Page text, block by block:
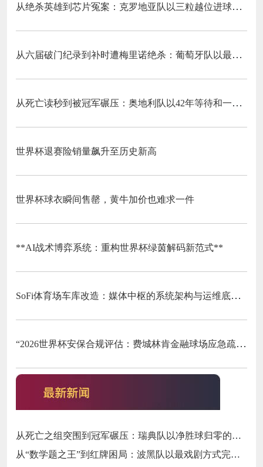
从绝杀英雄到芯片冤案：克罗地亚队以三粒越位进球和一次头发触球挥别莫德里奇最后一舞
从六届破门纪录到补时遭梅里诺绝杀：葡萄牙队以最残酷方式挥别C罗二十载征途
从死亡读秒到被冠军碾压：奥地利队以42年等待和一场“希区柯克剧本”挥别北美
世界杯退赛险销量飙升至历史新高
世界杯球衣瞬间售罄，黄牛加价也难求一件
**AI战术博弈系统：重构世界杯绿茵解码新范式**
SoFi体育场车库改造：媒体中枢的系统架构与运维底层逻辑
“2026世界杯安保合规评估：费城林肯金融球场应急疏散通道宽度标准核查”
从死亡之组突围到冠军碾压：瑞典队以净胜球归零的戏剧性和一场大胜告别三十二强
从“数学题之王”到红牌困局：波黑队以最戏剧方式完成首次淘汰赛之旅的哲学课